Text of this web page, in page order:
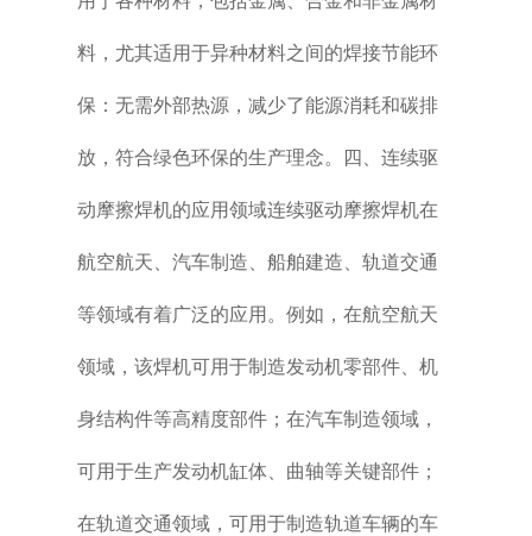
料，尤其适用于异种材料之间的焊接节能环
保：无需外部热源，减少了能源消耗和碳排
放，符合绿色环保的生产理念。四、连续驱
动摩擦焊机的应用领域连续驱动摩擦焊机在
航空航天、汽车制造、船舶建造、轨道交通
等领域有着广泛的应用。例如，在航空航天
领域，该焊机可用于制造发动机零部件、机
身结构件等高精度部件；在汽车制造领域，
可用于生产发动机缸体、曲轴等关键部件；
在轨道交通领域，可用于制造轨道车辆的车